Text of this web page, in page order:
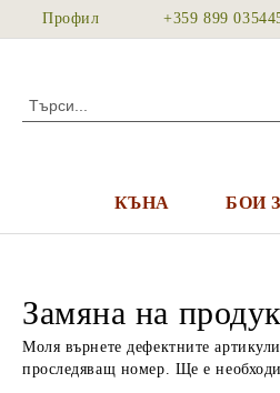
Профил +359 899
КЪНА БОИ
Замяна на
Моля върнете дефектните
проследяващ номер. Ще е